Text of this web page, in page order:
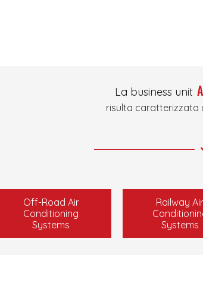
La business unit
risulta caratterizzata
Off-Road Air
Conditioning
Systems
Railway Air
Systems